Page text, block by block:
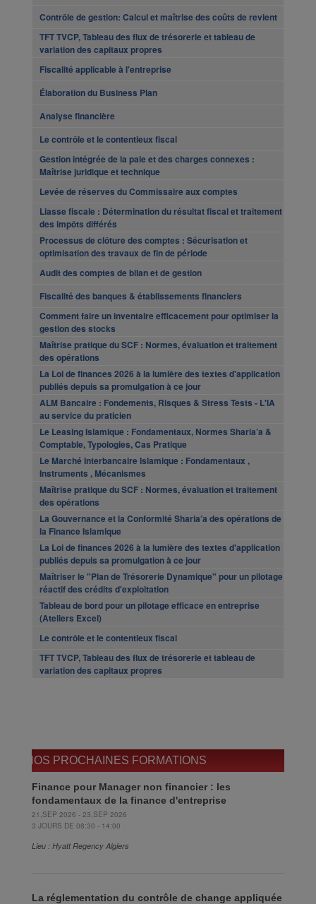
Contrôle de gestion: Calcul et maîtrise des coûts de revient
TFT TVCP, Tableau des flux de trésorerie et tableau de
variation des capitaux propres
Fiscalité applicable à l'entreprise
Élaboration du Business Plan
Analyse financière
Le contrôle et le contentieux fiscal
Gestion intégrée de la paie et des charges connexes :
Maîtrise juridique et technique
Levée de réserves du Commissaire aux comptes
Liasse fiscale : Détermination du résultat fiscal et traitement
des impôts différés
Processus de clôture des comptes : Sécurisation et
optimisation des travaux de fin de période
Audit des comptes de bilan et de gestion
Fiscalité des banques & établissements financiers
Comment faire un inventaire efficacement pour optimiser la
gestion des stocks
Maîtrise pratique du SCF : Normes, évaluation et traitement
des opérations
La Loi de finances 2026 à la lumière des textes d'application
publiés depuis sa promulgation à ce jour
ALM Bancaire : Fondements, Risques & Stress Tests - L'IA
au service du praticien
Le Leasing Islamique : Fondamentaux, Normes Sharia’a &
Comptable, Typologies, Cas Pratique
Le Marché Interbancaire Islamique : Fondamentaux ,
Instruments , Mécanismes
Maîtrise pratique du SCF : Normes, évaluation et traitement
des opérations
La Gouvernance et la Conformité Sharia’a des opérations de
la Finance Islamique
La Loi de finances 2026 à la lumière des textes d'application
publiés depuis sa promulgation à ce jour
Maîtriser le "Plan de Trésorerie Dynamique" pour un pilotage
réactif des crédits d'exploitation
Tableau de bord pour un pilotage efficace en entreprise
(Ateliers Excel)
Le contrôle et le contentieux fiscal
TFT TVCP, Tableau des flux de trésorerie et tableau de
variation des capitaux propres
NOS PROCHAINES FORMATIONS
Finance pour Manager non financier : les
fondamentaux de la finance d'entreprise
21,SEP 2026 - 23,SEP 2026
3 JOURS DE 08:30 - 14:00
Lieu : Hyatt Regency Algiers
La réglementation du contrôle de change appliquée